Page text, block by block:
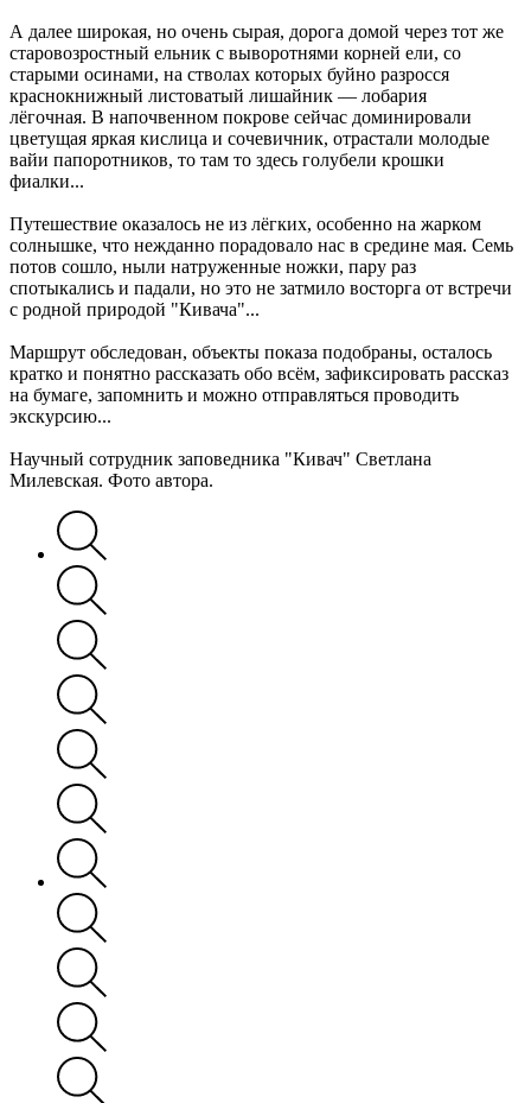
А далее широкая, но очень сырая, дорога домой через тот же
старовозростный ельник с выворотнями корней ели, со
старыми осинами, на стволах которых буйно разросся
краснокнижный листоватый лишайник — лобария
лёгочная. В напочвенном покрове сейчас доминировали
цветущая яркая кислица и сочевичник, отрастали молодые
вайи папоротников, то там то здесь голубели крошки
фиалки...
Путешествие оказалось не из лёгких, особенно на жарком
солнышке, что нежданно порадовало нас в средине мая. Семь
потов сошло, ныли натруженные ножки, пару раз
спотыкались и падали, но это не затмило восторга от встречи
с родной природой "Кивача"...
Маршрут обследован, объекты показа подобраны, осталось
кратко и понятно рассказать обо всём, зафиксировать рассказ
на бумаге, запомнить и можно отправляться проводить
экскурсию...
Научный сотрудник заповедника "Кивач" Светлана
Милевская. Фото автора.